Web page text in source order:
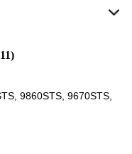
9860STS, 9670STS,